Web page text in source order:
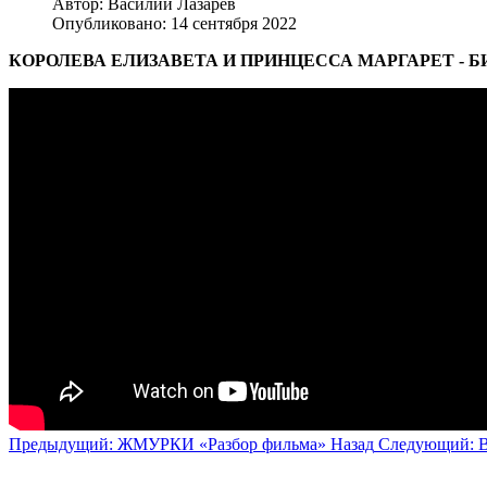
Опубликовано: 14 сентября 2022
КОРОЛЕВА ЕЛИЗАВЕТА И ПРИНЦЕССА МАРГАРЕТ -
Предыдущий: ЖМУРКИ «Разбор фильма» Назад Следующий: